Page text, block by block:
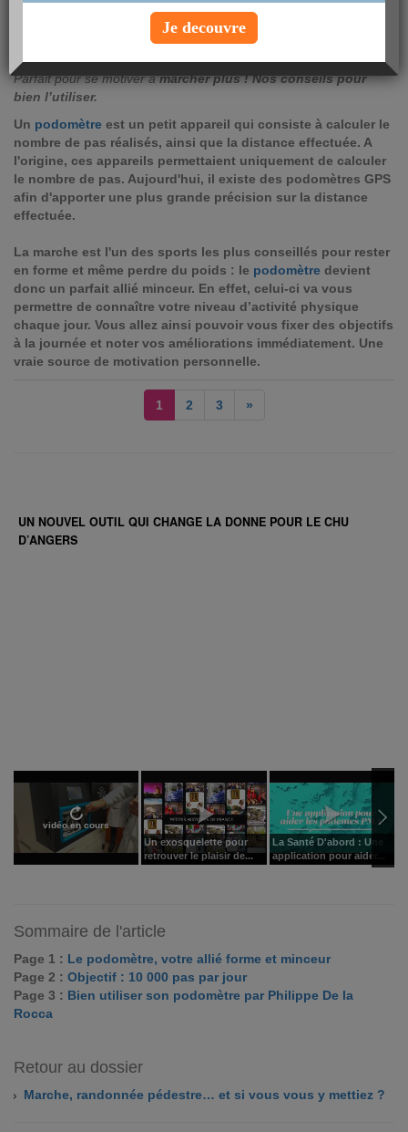
mesure le nombre de pas que vous faites chaque
jour, le nombre de calories dépensées, la distance parcourue…
Parfait pour se motiver àmarcher plus ! Nos conseils pour
bien l’utiliser.
Un podomètre est un petit appareil qui consiste à calculer le
nombre de pas réalisés, ainsi que la distance effectuée. A
l'origine, ces appareils permettaient uniquement de calculer
le nombre de pas. Aujourd'hui, il existe des podomètres GPS
afin d'apporter une plus grande précision sur la distance
effectuée.
La marche est l'un des sports les plus conseillés pour rester
en forme et même perdre du poids : le podomètre devient
donc un parfait allié minceur. En effet, celui-ci va vous
permettre de connaître votre niveau d’activité physique
chaque jour. Vous allez ainsi pouvoir vous fixer des objectifs
à la journée et noter vos améliorations immédiatement. Une
vraie source de motivation personnelle.
1 2 3 »
UN NOUVEL OUTIL QUI CHANGE LA DONNE POUR LE CHU
D’ANGERS
vidéo en cours
Un exosquelette pour
retrouver le plaisir de...
La Santé D'abord : Une
application pour aider...
Sommaire de l'article
Page 1 : Le podomètre, votre allié forme et minceur
Page 2 : Objectif : 10 000 pas par jour
Page 3 : Bien utiliser son podomètre par Philippe De la
Rocca
Retour au dossier
Marche, randonnée pédestre… et si vous vous y mettiez ?
Je decouvre